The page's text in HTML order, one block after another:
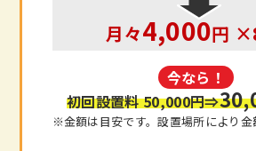
月々4,000円
今なら！
初回設置料 50,000円⇒
※金額は目安です。設置場所により金